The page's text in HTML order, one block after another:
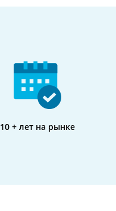
10 + лет на рынке